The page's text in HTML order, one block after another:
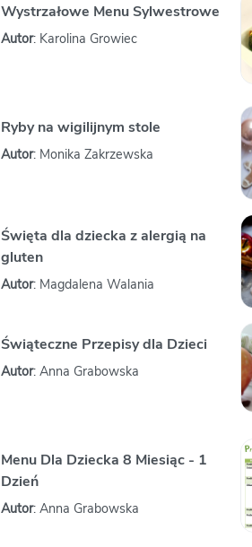
Wystrzałowe Menu Sylwestrowe
Autor: Karolina Growiec
Ryby na wigilijnym stole
Autor: Monika Zakrzewska
Święta dla dziecka z alergią na
gluten
Autor: Magdalena Walania
Świąteczne Przepisy dla Dzieci
Autor: Anna Grabowska
Menu Dla Dziecka 8 Miesiąc - 1
Dzień
Autor: Anna Grabowska